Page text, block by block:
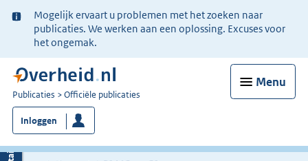
Ter
informatie:
Mogelijk ervaart u problemen met het zoeken naar
publicaties. We werken aan een oplossing. Excuses voor
het ongemak.
Menu
U
bent
nu
hier:
Publicaties Officiële publicaties
Inloggen